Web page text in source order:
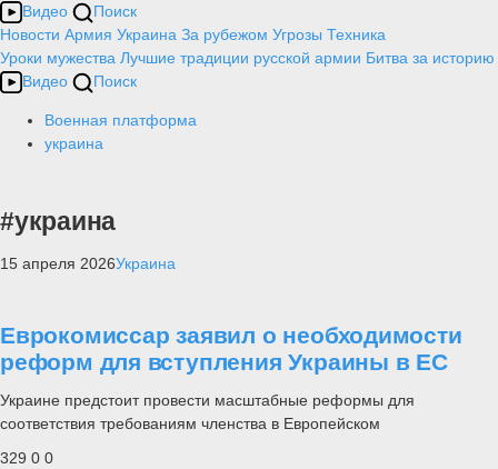
Видео
Поиск
Новости Армия Украина За рубежом Угрозы Техника
Уроки мужества Лучшие традиции русской армии Битва за историю
Видео
Поиск
Военная платформа
украина
#украина
15 апреля 2026Украина
Еврокомиссар заявил о необходимости
реформ для вступления Украины в ЕС
Украине предстоит провести масштабные реформы для
соответствия требованиям членства в Европейском
329 0 0